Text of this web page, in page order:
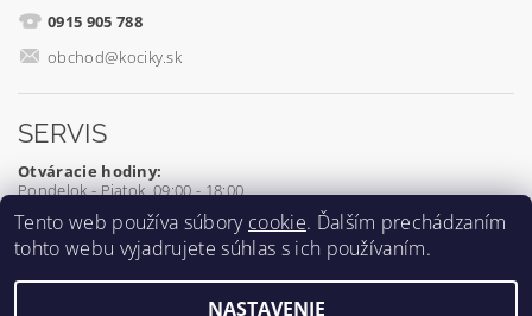
0915 905 788
obchod@kociky.sk
SERVIS
Otváracie hodiny:
Pondelok - Piatok 09:00 - 18:00
0905 539 927
Tento web používa súbory cookie. Ďalším prechádzaním
tohto webu vyjadrujete súhlas s ich používaním.
NASTAVENIE